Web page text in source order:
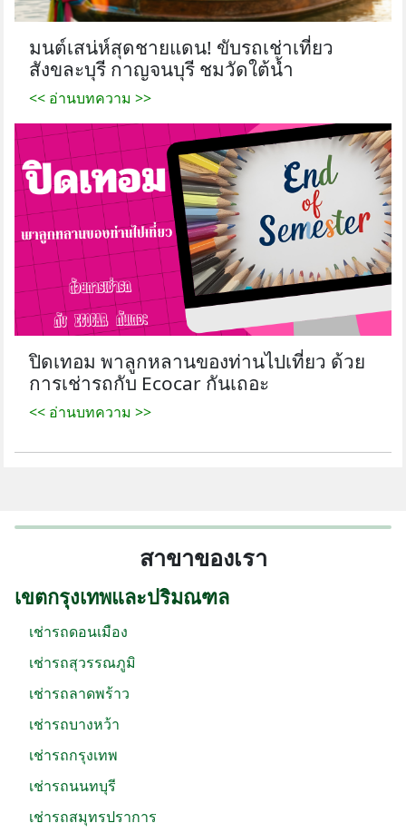
มนต์เสน่ห์สุดชายแดน! ขับรถเช่าเที่ยว
สังขละบุรี กาญจนบุรี ชมวัดใต้น้ำ
<< อ่านบทความ >>
ปิดเทอม พาลูกหลานของท่านไปเที่ยว ด้วย
การเช่ารถกับ Ecocar กันเถอะ
<< อ่านบทความ >>
สาขาของเรา
เขตกรุงเทพและปริมณฑล
เช่ารถดอนเมือง
เช่ารถสุวรรณภูมิ
เช่ารถลาดพร้าว
เช่ารถบางหว้า
เช่ารถกรุงเทพ
เช่ารถนนทบุรี
เช่ารถสมุทรปราการ